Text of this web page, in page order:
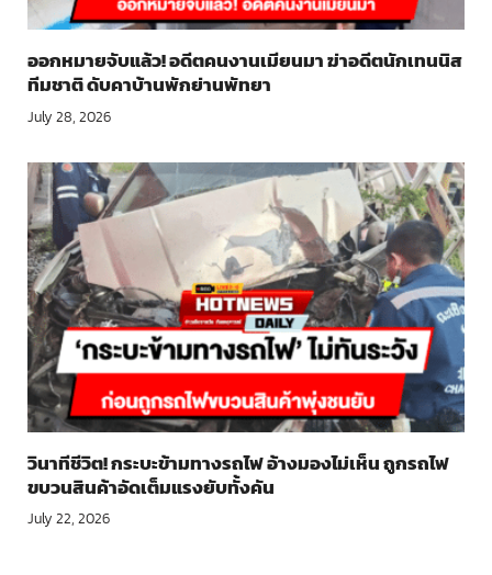
ออกหมายจับแล้ว! อดีตคนงานเมียนมา ฆ่าอดีตนักเทนนิส
ทีมชาติ ดับคาบ้านพักย่านพัทยา
July 28, 2026
วินาทีชีวิต! กระบะข้ามทางรถไฟ อ้างมองไม่เห็น ถูกรถไฟ
ขบวนสินค้าอัดเต็มแรงยับทั้งคัน
July 22, 2026